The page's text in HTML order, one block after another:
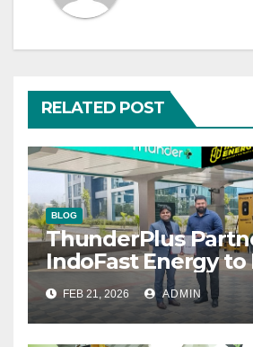
RELATED POST
BLOG
ThunderPlus
IndoFast Energy to
Integrated EV Hubs
India
FEB 21, 2026 ADMIN